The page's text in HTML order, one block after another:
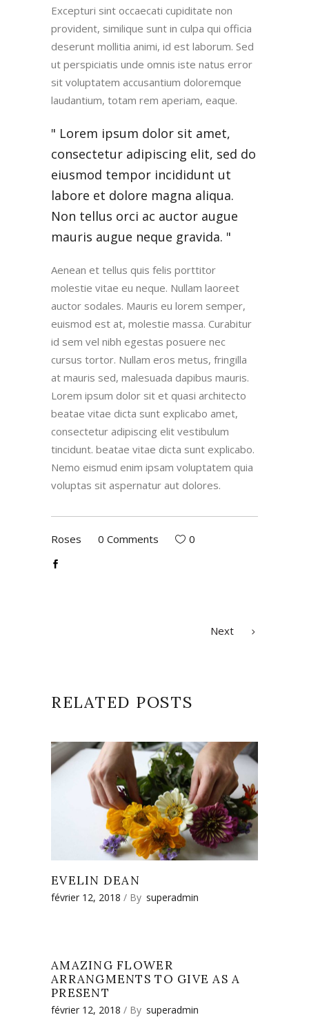
Excepturi sint occaecati cupiditate non
provident, similique sunt in culpa qui officia
deserunt mollitia animi, id est laborum. Sed
ut perspiciatis unde omnis iste natus error
sit voluptatem accusantium doloremque
laudantium, totam rem aperiam, eaque.
Lorem ipsum dolor sit amet,
consectetur adipiscing elit, sed do
eiusmod tempor incididunt ut
labore et dolore magna aliqua.
Non tellus orci ac auctor augue
mauris augue neque gravida.
Aenean et tellus quis felis porttitor
molestie vitae eu neque. Nullam laoreet
auctor sodales. Mauris eu lorem semper,
euismod est at, molestie massa. Curabitur
id sem vel nibh egestas posuere nec
cursus tortor. Nullam eros metus, fringilla
at mauris sed, malesuada dapibus mauris.
Lorem ipsum dolor sit et quasi architecto
beatae vitae dicta sunt explicabo amet,
consectetur adipiscing elit vestibulum
tincidunt. beatae vitae dicta sunt explicabo.
Nemo eismud enim ipsam voluptatem quia
voluptas sit aspernatur aut dolores.
Roses 0 Comments 0
Next
RELATED POSTS
EVELIN DEAN
février 12, 2018 By superadmin
AMAZING FLOWER
ARRANGMENTS TO GIVE AS A
PRESENT
février 12, 2018 By superadmin